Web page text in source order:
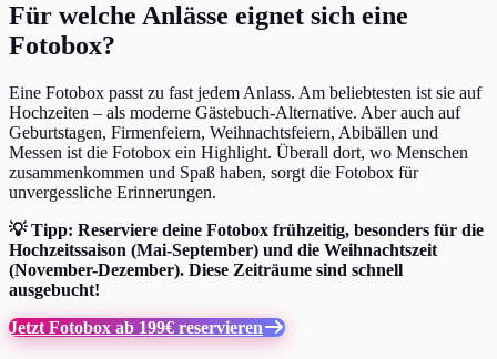
Für welche Anlässe eignet sich eine
Fotobox?
Eine Fotobox passt zu fast jedem Anlass. Am beliebtesten ist sie auf
Hochzeiten – als moderne Gästebuch-Alternative. Aber auch auf
Geburtstagen, Firmenfeiern, Weihnachtsfeiern, Abibällen und
Messen ist die Fotobox ein Highlight. Überall dort, wo Menschen
zusammenkommen und Spaß haben, sorgt die Fotobox für
unvergessliche Erinnerungen.
💡Tipp: Reserviere deine Fotobox frühzeitig, besonders für die
Hochzeitssaison (Mai-September) und die Weihnachtszeit
(November-Dezember). Diese Zeiträume sind schnell
ausgebucht!
Jetzt Fotobox ab 199€ reservieren